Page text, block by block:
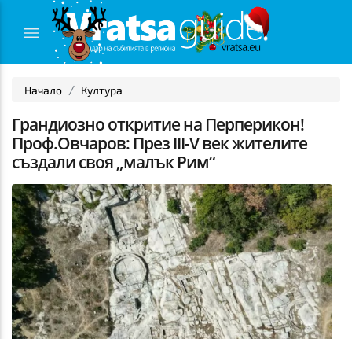
Начало Култура
Грандиозно откритие на Перперикон!
Проф.Овчаров: През ІІІ-V век жителите
създали своя „малък Рим“